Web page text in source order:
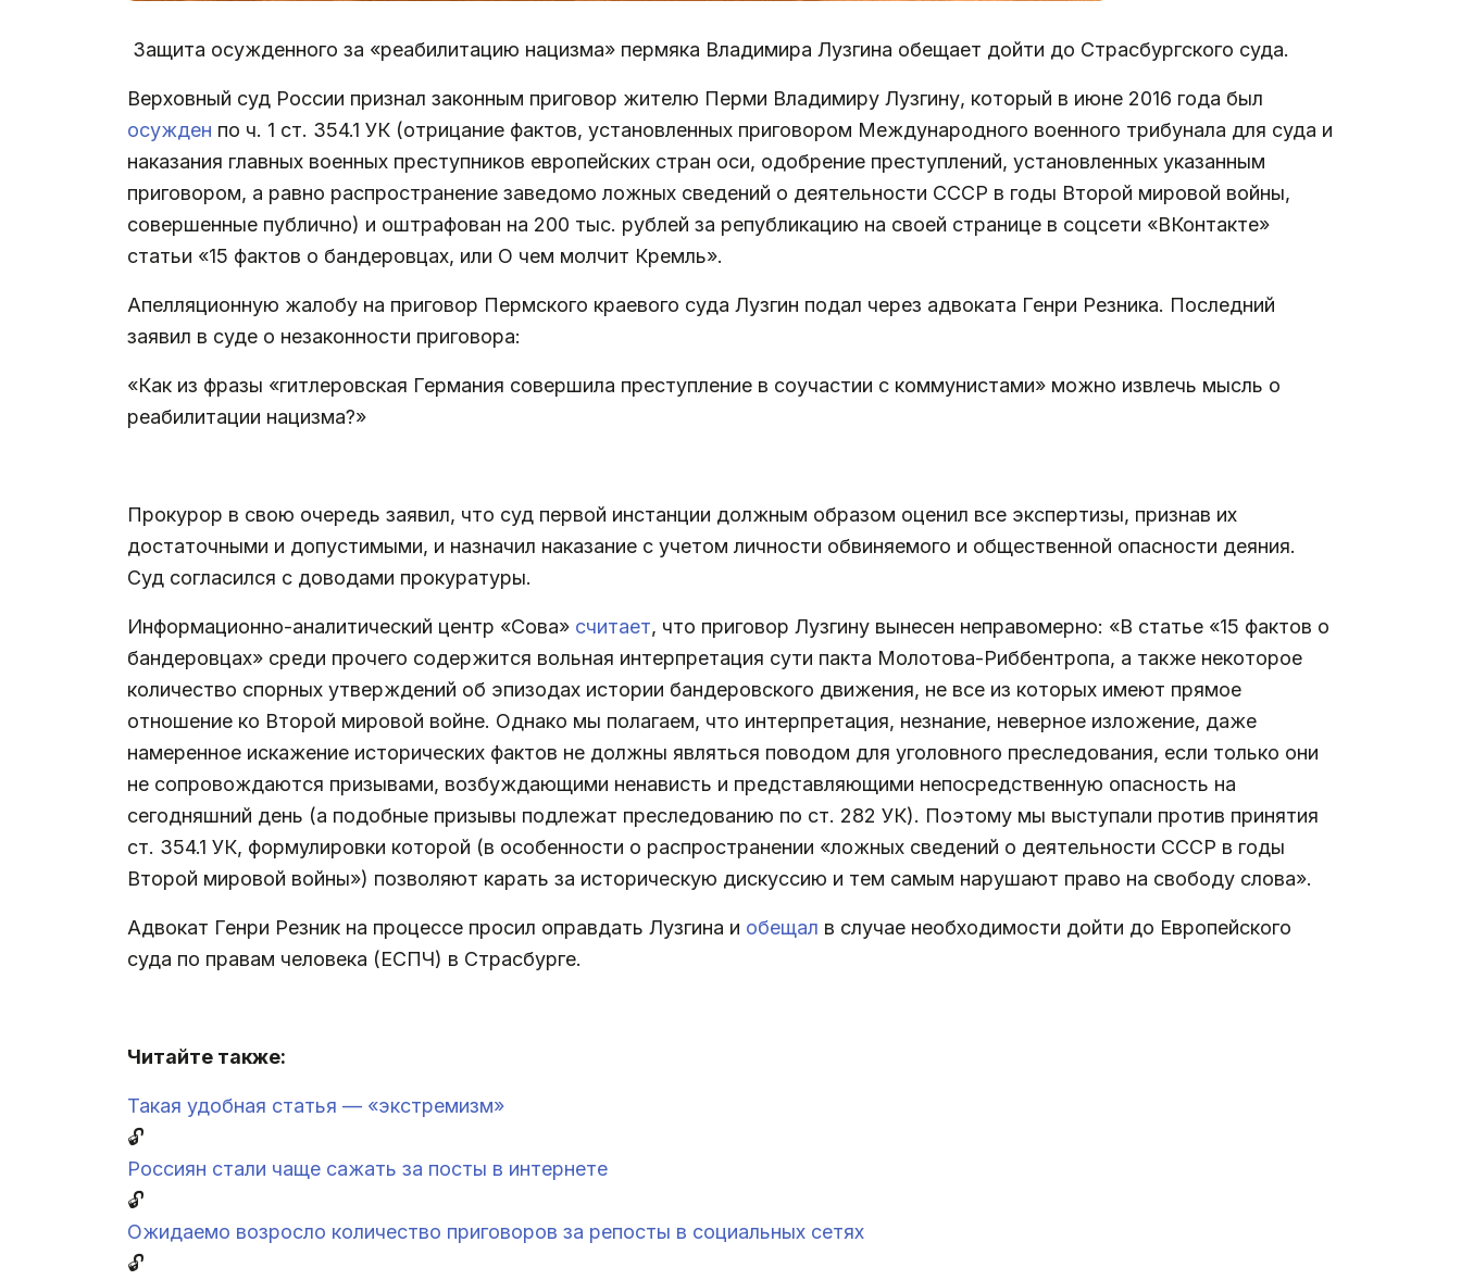
Защита осужденного за «реабилитацию нацизма» пермяка Владимира Лузгина обещает дойти до Страсбургского суда.
Верховный суд России признал законным приговор жителю Перми Владимиру Лузгину, который в июне 2016 года был
осужден по ч. 1 ст. 354.1 УК (отрицание фактов, установленных приговором Международного военного трибунала для суда и
наказания главных военных преступников европейских стран оси, одобрение преступлений, установленных указанным
приговором, а равно распространение заведомо ложных сведений о деятельности СССР в годы Второй мировой войны,
совершенные публично) и оштрафован на 200 тыс. рублей за републикацию на своей странице в соцсети «ВКонтакте»
статьи «15 фактов о бандеровцах, или О чем молчит Кремль».
Апелляционную жалобу на приговор Пермского краевого суда Лузгин подал через адвоката Генри Резника. Последний
заявил в суде о незаконности приговора:
«Как из фразы «гитлеровская Германия совершила преступление в соучастии с коммунистами» можно извлечь мысль о
реабилитации нацизма?»
Прокурор в свою очередь заявил, что суд первой инстанции должным образом оценил все экспертизы, признав их
достаточными и допустимыми, и назначил наказание с учетом личности обвиняемого и общественной опасности деяния.
Суд согласился с доводами прокуратуры.
Информационно-аналитический центр «Сова» считает, что приговор Лузгину вынесен неправомерно: «В статье «15 фактов о
бандеровцах» среди прочего содержится вольная интерпретация сути пакта Молотова-Риббентропа, а также некоторое
количество спорных утверждений об эпизодах истории бандеровского движения, не все из которых имеют прямое
отношение ко Второй мировой войне. Однако мы полагаем, что интерпретация, незнание, неверное изложение, даже
намеренное искажение исторических фактов не должны являться поводом для уголовного преследования, если только они
не сопровождаются призывами, возбуждающими ненависть и представляющими непосредственную опасность на
сегодняшний день (а подобные призывы подлежат преследованию по ст. 282 УК). Поэтому мы выступали против принятия
ст. 354.1 УК, формулировки которой (в особенности о распространении «ложных сведений о деятельности СССР в годы
Второй мировой войны») позволяют карать за историческую дискуссию и тем самым нарушают право на свободу слова».
Адвокат Генри Резник на процессе просил оправдать Лузгина и обещал в случае необходимости дойти до Европейского
суда по правам человека (ЕСПЧ) в Страсбурге.
Читайте также:
Такая удобная статья — «экстремизм»
🔓
Россиян стали чаще сажать за посты в интернете
🔓
Ожидаемо возросло количество приговоров за репосты в социальных сетях
🔓